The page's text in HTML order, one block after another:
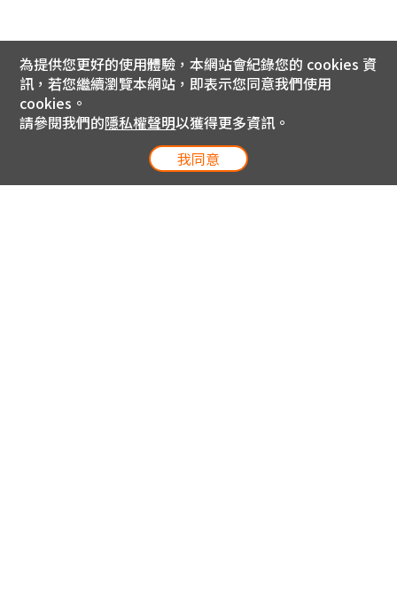
為提供您更好的使用體驗，本網站會紀錄您的 cookies 資
訊，若您繼續瀏覽本網站，即表示您同意我們使用
cookies。
請參閱我們的隱私權聲明以獲得更多資訊。
我同意